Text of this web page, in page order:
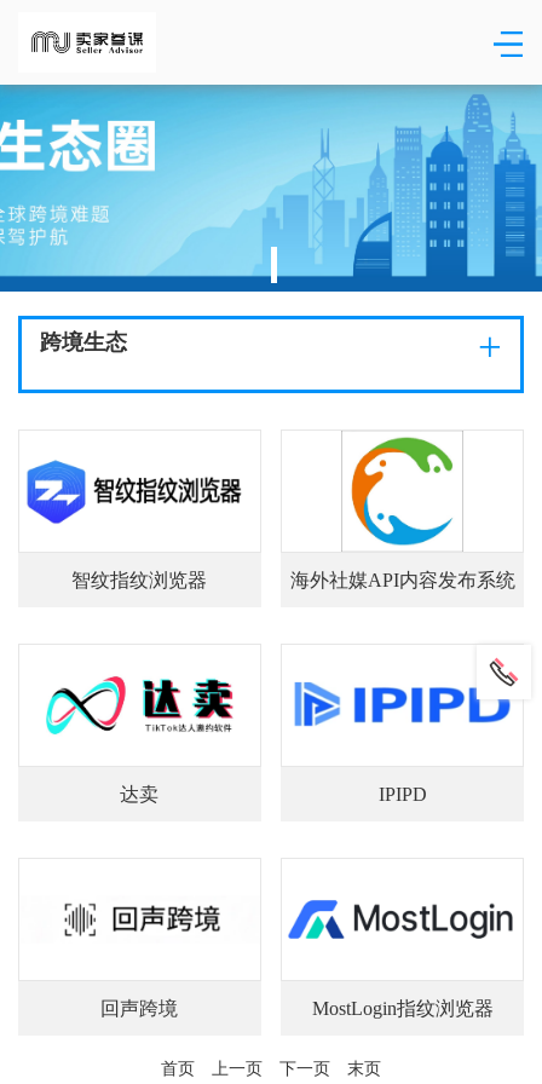
跨境生态 +
智纹指纹浏览器 海外社媒API内容发布系统
达卖 IPIPD
回声跨境 MostLogin指纹浏览器
首页 上一页 下一页 末页